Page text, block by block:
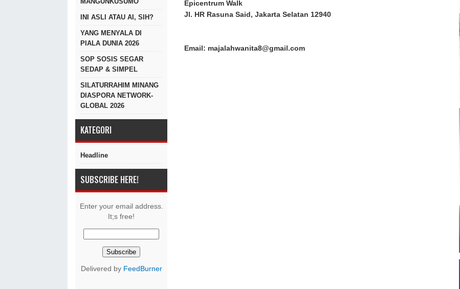
INI ASLI ATAU AI, SIH?
YANG MENYALA DI
PIALA DUNIA 2026
SOP SOSIS SEGAR
SEDAP & SIMPEL
SILATURRAHIM MINANG
DIASPORA NETWORK-
GLOBAL 2026
KATEGORI
Headline
SUBSCRIBE HERE!
Enter your email address.
It;s free!
Delivered by FeedBurner
Epicentrum Walk
Jl. HR Rasuna Said, Jakarta Selatan 12940
Email: majalahwanita8@gmail.com